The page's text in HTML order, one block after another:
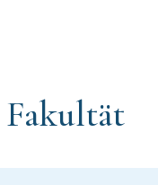
Fakultät